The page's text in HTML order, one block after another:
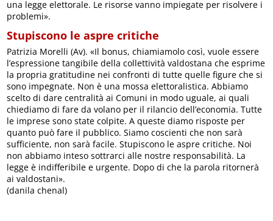
una legge elettorale. Le risorse vanno impiegate per risolvere i
problemi».
Stupiscono le aspre critiche
Patrizia Morelli (Av). «Il bonus, chiamiamolo così, vuole essere
l’espressione tangibile della collettività valdostana che esprime
la propria gratitudine nei confronti di tutte quelle figure che si
sono impegnate. Non è una mossa elettoralistica. Abbiamo
scelto di dare centralità ai Comuni in modo uguale, ai quali
chiediamo di fare da volano per il rilancio dell’economia. Tutte
le imprese sono state colpite. A queste diamo risposte per
quanto può fare il pubblico. Siamo coscienti che non sarà
sufficiente, non sarà facile. Stupiscono le aspre critiche. Noi
non abbiamo inteso sottrarci alle nostre responsabilità. La
legge è indifferibile e urgente. Dopo di che la parola ritornerà
ai valdostani».
(danila chenal)